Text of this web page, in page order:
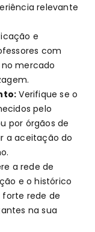
relevante
e
com
mercado
Verifique se o
pelo
por órgãos de
a aceitação do
a rede de
e o histórico
forte rede de
na sua